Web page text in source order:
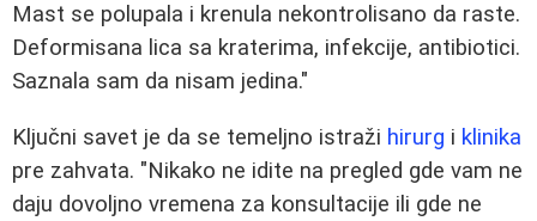
Mast se polupala i krenula nekontrolisano da raste.
Deformisana lica sa kraterima, infekcije, antibiotici.
Saznala sam da nisam jedina."
Ključni savet je da se temeljno istraži hirurg i klinika
pre zahvata. "Nikako ne idite na pregled gde vam ne
daju dovoljno vremena za konsultacije ili gde ne